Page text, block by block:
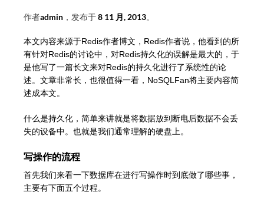
作者admin ，发布于8 11 月, 2013。
本文内容来源于Redis作者博文，Redis作者说，他看到的所
有针对Redis的讨论中，对Redis持久化的误解是最大的，于
是他写了一篇长文来对Redis的持久化进行了系统性的论
述。文章非常长，也很值得一看，NoSQLFan将主要内容简
述成本文。
什么是持久化，简单来讲就是将数据放到断电后数据不会丢
失的设备中。也就是我们通常理解的硬盘上。
写操作的流程
首先我们来看一下数据库在进行写操作时到底做了哪些事，
主要有下面五个过程。